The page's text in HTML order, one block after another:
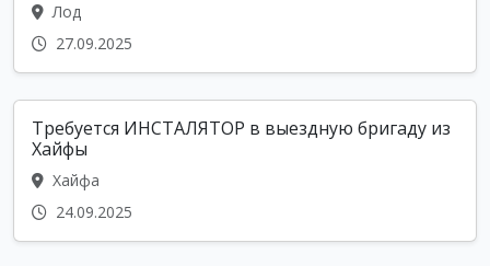
Лод
27.09.2025
Требуется ИНСТАЛЯТОР в выездную бригаду из
Хайфы
Хайфа
24.09.2025